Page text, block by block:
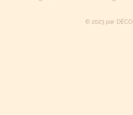
© 2023 par